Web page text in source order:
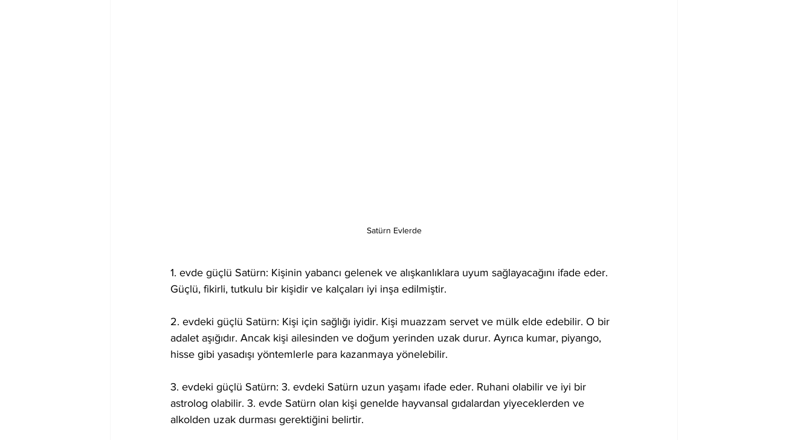
Satürn Evlerde
1. evde güçlü Satürn: Kişinin yabancı gelenek ve alışkanlıklara uyum sağlayacağını ifade eder.
Güçlü, fikirli, tutkulu bir kişidir ve kalçaları iyi inşa edilmiştir.
2. evdeki güçlü Satürn: Kişi için sağlığı iyidir. Kişi muazzam servet ve mülk elde edebilir. O bir
adalet aşığıdır. Ancak kişi ailesinden ve doğum yerinden uzak durur. Ayrıca kumar, piyango,
hisse gibi yasadışı yöntemlerle para kazanmaya yönelebilir.
3. evdeki güçlü Satürn: 3. evdeki Satürn uzun yaşamı ifade eder. Ruhani olabilir ve iyi bir
astrolog olabilir. 3. evde Satürn olan kişi genelde hayvansal gıdalardan yiyeceklerden ve
alkolden uzak durması gerektiğini belirtir.